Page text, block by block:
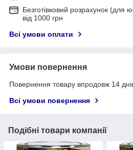
Безготівковий розрахунок (для
від 1000 грн
Всі умови оплати
Умови повернення
Повернення товару впродовж 14
Всі умови повернення
Подібні товари компанії